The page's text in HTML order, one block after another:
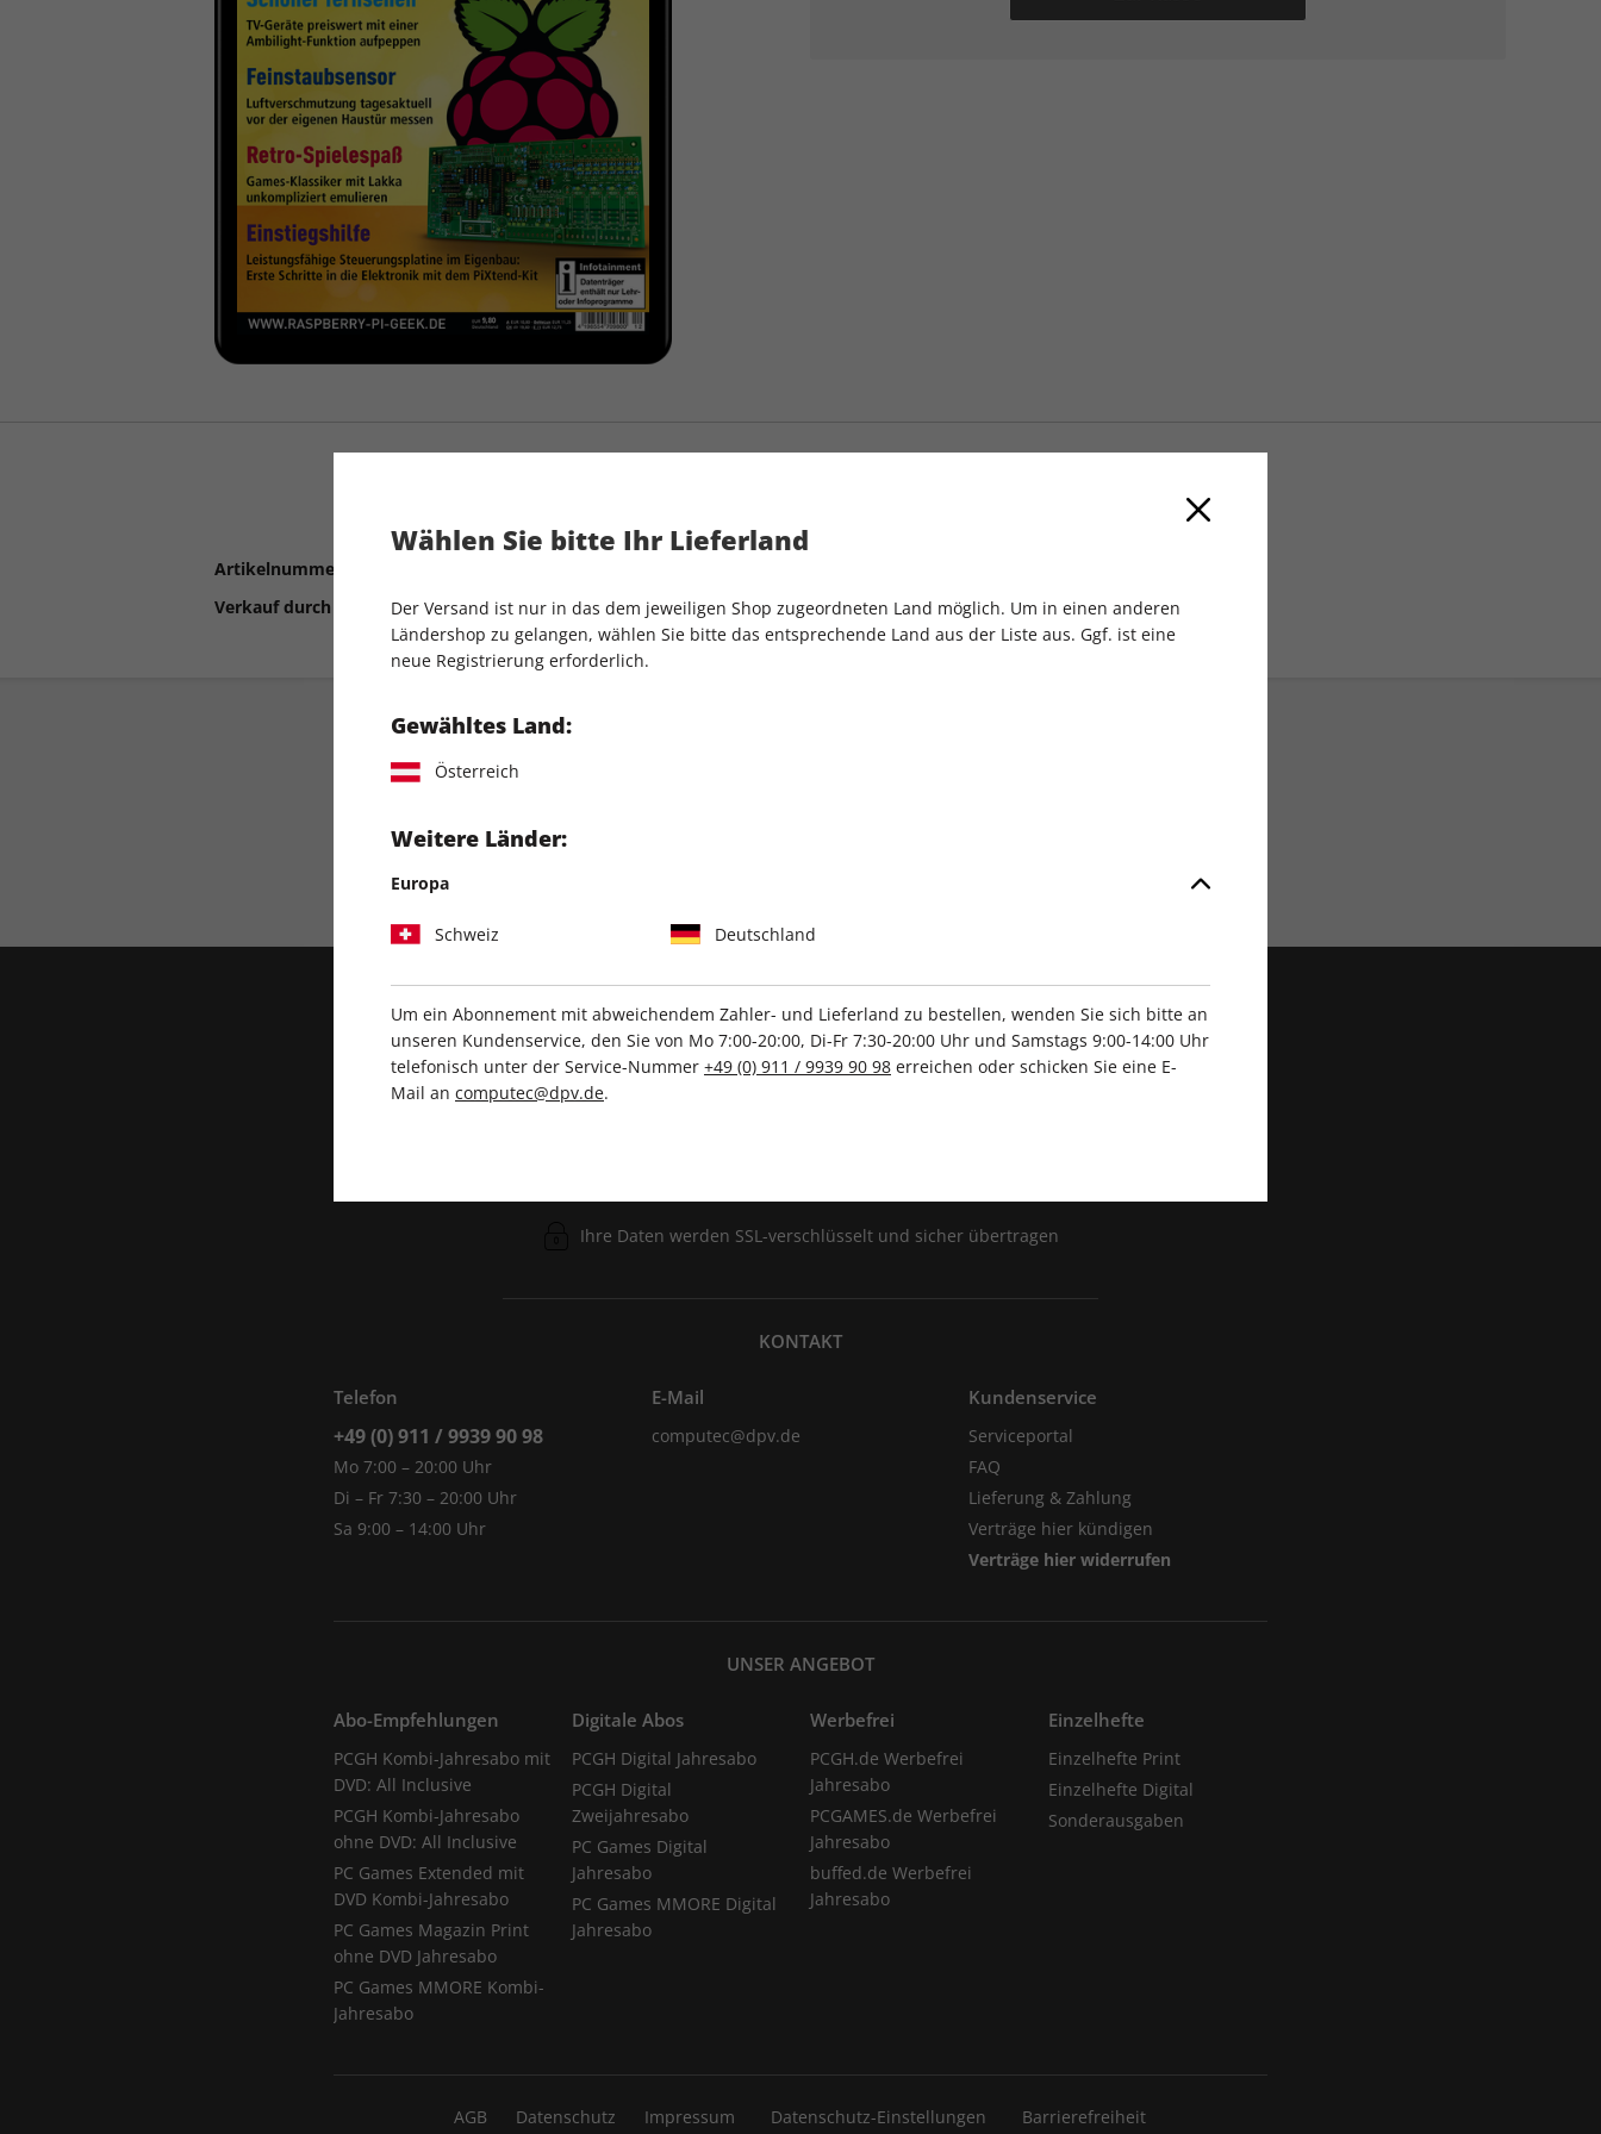
Artikelnummer
Verkauf durch
COMPUTEC MEDIA GmbH
Direkt vom Verlag Exklusive Rabatte
ZAHLUNGSARTEN
Ihre Daten werden SSL-verschlüsselt und sicher übertragen
KONTAKT
Telefon
+49 (0) 911 / 9939 90 98
Mo 7:00 – 20:00 Uhr
Di – Fr 7:30 – 20:00 Uhr
Sa 9:00 – 14:00 Uhr
E-Mail
computec@dpv.de
Kundenservice
Serviceportal
FAQ
Lieferung & Zahlung
Verträge hier kündigen
Verträge hier widerrufen
UNSER ANGEBOT
Abo-Empfehlungen
PCGH Kombi-Jahresabo mit
DVD: All Inclusive
PCGH Kombi-Jahresabo
ohne DVD: All Inclusive
PC Games Extended mit
DVD Kombi-Jahresabo
PC Games Magazin Print
ohne DVD Jahresabo
PC Games MMORE Kombi-
Jahresabo
Digitale Abos
PCGH Digital Jahresabo
PCGH Digital
Zweijahresabo
PC Games Digital
Jahresabo
PC Games MMORE Digital
Jahresabo
Werbefrei
PCGH.de Werbefrei
Jahresabo
PCGAMES.de Werbefrei
Jahresabo
buffed.de Werbefrei
Jahresabo
Einzelhefte
Einzelhefte Print
Einzelhefte Digital
Sonderausgaben
AGB Datenschutz Impressum Datenschutz-Einstellungen Barrierefreiheit
Wählen Sie bitte Ihr Lieferland
Der Versand ist nur in das dem jeweiligen Shop zugeordneten Land möglich. Um in einen anderen
Ländershop zu gelangen, wählen Sie bitte das entsprechende Land aus der Liste aus. Ggf. ist eine
neue Registrierung erforderlich.
Gewähltes Land:
Österreich
Weitere Länder:
Europa
Schweiz Deutschland
Um ein Abonnement mit abweichendem Zahler- und Lieferland zu bestellen, wenden Sie sich bitte an
unseren Kundenservice, den Sie von Mo 7:00-20:00, Di-Fr 7:30-20:00 Uhr und Samstags 9:00-14:00 Uhr
telefonisch unter der Service-Nummer +49 (0) 911 / 9939 90 98 erreichen oder schicken Sie eine E-
Mail an computec@dpv.de.